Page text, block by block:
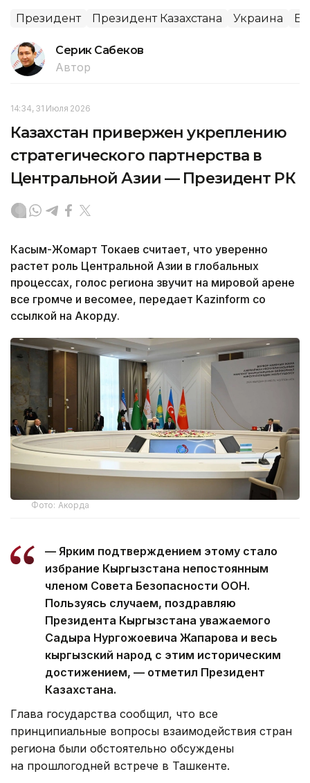
Президент Президент Казахстана Украина
Серик Сабеков
Автор
14:34, 31 Июля 2026
Казахстан привержен укреплению
стратегического партнерства в
Центральной Азии — Президент РК
Касым-Жомарт Токаев считает, что уверенно
растет роль Центральной Азии в глобальных
процессах, голос региона звучит на мировой арене
все громче и весомее, передает Kazinform со
ссылкой на Акорду.
Фото: Акорда
— Ярким подтверждением этому стало
избрание Кыргызстана непостоянным
членом Совета Безопасности ООН.
Пользуясь случаем, поздравляю
Президента Кыргызстана уважаемого
Садыра Нургожоевича Жапарова и весь
кыргызский народ с этим историческим
достижением, — отметил Президент
Казахстана.
Глава государства сообщил, что все
принципиальные вопросы взаимодействия стран
региона были обстоятельно обсуждены
на прошлогодней встрече в Ташкенте.